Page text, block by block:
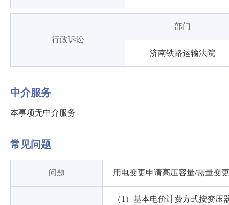
行政诉讼
部门
济南铁路运输法院
中介服务
本事项无中介服务
常见问题
问题 用电变更申请高压容量/需量变
（1）基本电价计费方式按变